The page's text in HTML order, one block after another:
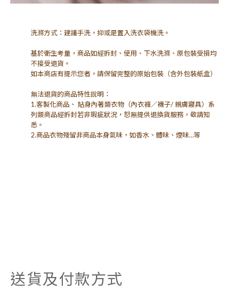
洗滌方式：建議手洗，抑或是置入洗衣袋機洗。
基於衛生考量，商品如經拆封、使用、下水洗滌、原包裝受損均
不接受退貨。
如本商店有提示您者，請保留完整的原始包裝（含外包裝紙盒）
無法退貨的商品特性說明：
1.客製化商品、 貼身內著類衣物（內衣褲／襪子/ 親膚寢具）系
列類商品經拆封若非瑕疵狀況，恕無提供退換貨服務，敬請知
悉。
2.商品衣物殘留非商品本身氣味，如香水、體味、煙味…等
送貨及付款方式